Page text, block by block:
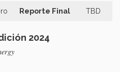
Reporte Final TBD
2024